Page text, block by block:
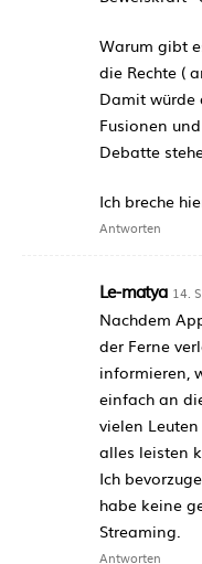
Warum gibt
die Rechte (
Damit würde
Fusionen
Debatte
Ich breche
Antworten
Le-matya 14.
Nachdem
der Ferne
informieren,
einfach an
vielen
alles leisten
Ich
habe keine
Streaming.
Antworten